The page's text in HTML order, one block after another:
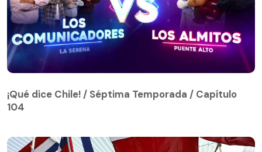
104
¡Qué dice Chile! / Séptima Temporada / Capítulo
104